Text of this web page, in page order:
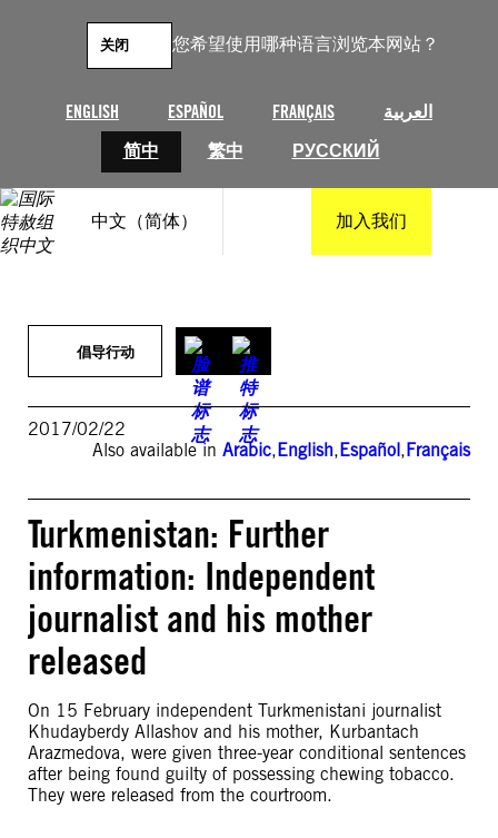
您希望使用哪种语言浏览本网站？
ENGLISH ESPAÑOL FRANÇAIS
العربية
简中
繁中 РУССКИЙ
关闭
中文（简体） 加入我们
倡导行动
2017/02/22
Also available in Arabic,English,Español,Français
Turkmenistan: Further
information: Independent
journalist and his mother
released
On 15 February independent Turkmenistani journalist
Khudayberdy Allashov and his mother, Kurbantach
Arazmedova, were given three-year conditional sentences
after being found guilty of possessing chewing tobacco.
They were released from the courtroom.